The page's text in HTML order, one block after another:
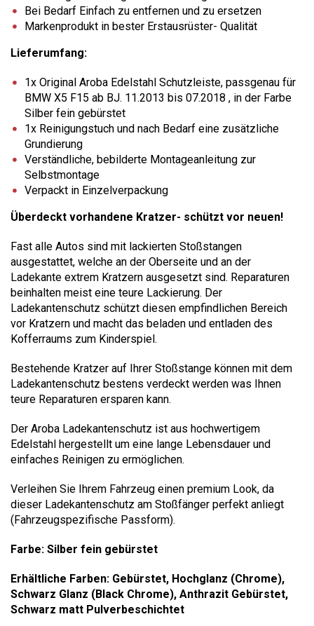
Bei Bedarf Einfach zu entfernen und zu ersetzen
Markenprodukt in bester Erstausrüster- Qualität
Lieferumfang:
1x Original Aroba Edelstahl Schutzleiste, passgenau für
BMW X5 F15 ab BJ. 11.2013 bis 07.2018 , in der Farbe
Silber fein gebürstet
1x Reinigungstuch und nach Bedarf eine zusätzliche
Grundierung
Verständliche, bebilderte Montageanleitung zur
Selbstmontage
Verpackt in Einzelverpackung
Überdeckt vorhandene Kratzer- schützt vor neuen!
Fast alle Autos sind mit lackierten Stoßstangen
ausgestattet, welche an der Oberseite und an der
Ladekante extrem Kratzern ausgesetzt sind. Reparaturen
beinhalten meist eine teure Lackierung. Der
Ladekantenschutz schützt diesen empfindlichen Bereich
vor Kratzern und macht das beladen und entladen des
Kofferraums zum Kinderspiel.
Bestehende Kratzer auf Ihrer Stoßstange können mit dem
Ladekantenschutz bestens verdeckt werden was Ihnen
teure Reparaturen ersparen kann.
Der Aroba Ladekantenschutz ist aus hochwertigem
Edelstahl hergestellt um eine lange Lebensdauer und
einfaches Reinigen zu ermöglichen.
Verleihen Sie Ihrem Fahrzeug einen premium Look, da
dieser Ladekantenschutz am Stoßfänger perfekt anliegt
(Fahrzeugspezifische Passform).
Farbe: Silber fein gebürstet
Erhältliche Farben: Gebürstet, Hochglanz (Chrome),
Schwarz Glanz (Black Chrome), Anthrazit Gebürstet,
Schwarz matt Pulverbeschichtet